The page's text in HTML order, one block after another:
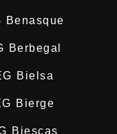
Benasque
Berbegal
Bielsa
Bierge
Biescas